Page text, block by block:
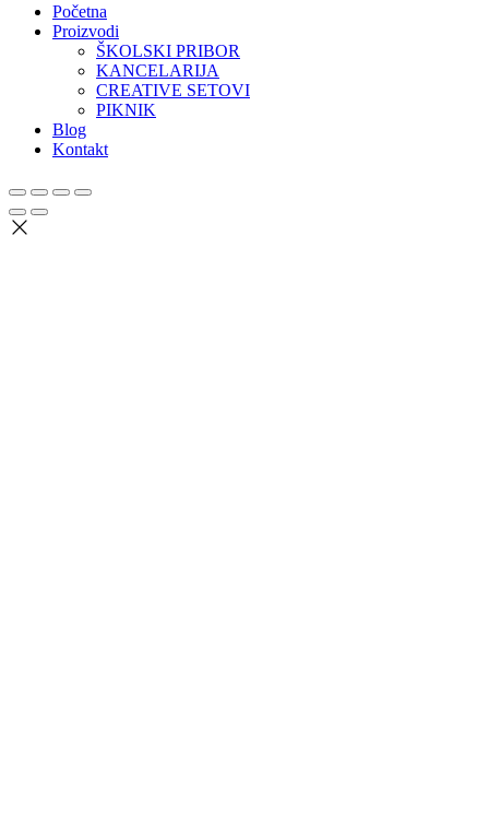
Početna
Proizvodi
ŠKOLSKI PRIBOR
KANCELARIJA
CREATIVE SETOVI
PIKNIK
Blog
Kontakt